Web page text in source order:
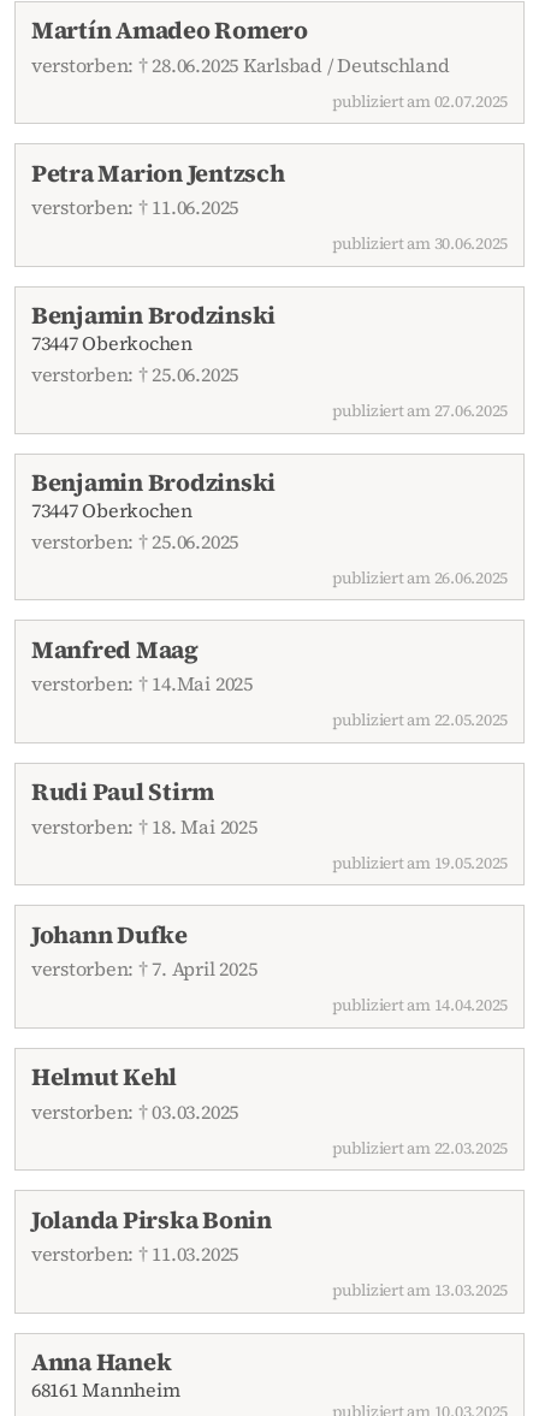
Aktuelle Traueranzeigen
Martín Amadeo Romero
verstorben: † 28.06.2025 Karlsbad / Deutschland
publiziert am 02.07.2025
Petra Marion Jentzsch
verstorben: † 11.06.2025
publiziert am 30.06.2025
Benjamin Brodzinski
73447 Oberkochen
verstorben: † 25.06.2025
publiziert am 27.06.2025
Benjamin Brodzinski
73447 Oberkochen
verstorben: † 25.06.2025
publiziert am 26.06.2025
Manfred Maag
verstorben: † 14.Mai 2025
publiziert am 22.05.2025
Rudi Paul Stirm
verstorben: † 18. Mai 2025
publiziert am 19.05.2025
Johann Dufke
verstorben: † 7. April 2025
publiziert am 14.04.2025
Helmut Kehl
verstorben: † 03.03.2025
publiziert am 22.03.2025
Jolanda Pirska Bonin
verstorben: † 11.03.2025
publiziert am 13.03.2025
Anna Hanek
68161 Mannheim